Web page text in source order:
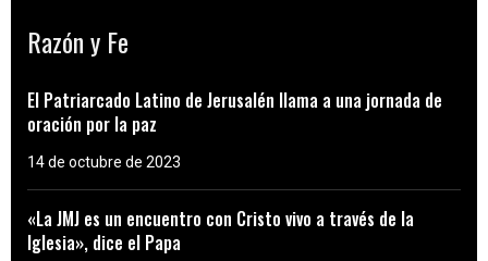
Razón y Fe
El Patriarcado Latino de Jerusalén llama a una jornada de
oración por la paz
14 de octubre de 2023
«La JMJ es un encuentro con Cristo vivo a través de la
Iglesia», dice el Papa